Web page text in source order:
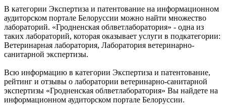
В категории Экспертиза и патентование на информационном
аудиторском портале Белоруссии можно найти множество
лабораторий. «Гродненская облветлаборатория» - одна из
таких лабораторий, которая оказывает услуги в подкатегории:
Ветеринарная лаборатория, Лаборатория ветеринарно-
санитарной экспертизы.
Всю информацию в категории Экспертиза и патентование,
рейтинг и отзывы о лаборатории ветеринарно-санитарной
экспертизы «Гродненская облветлаборатория» Вы найдете на
информационном аудиторском портале Белоруссии.